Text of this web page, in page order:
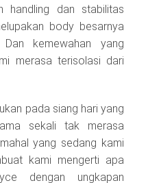
handling dan stabilitas
body besarnya
kemewahan yang
merasa terisolasi dari
pada siang hari yang
sekali tak merasa
yang sedang kami
kami mengerti apa
dengan ungkapan